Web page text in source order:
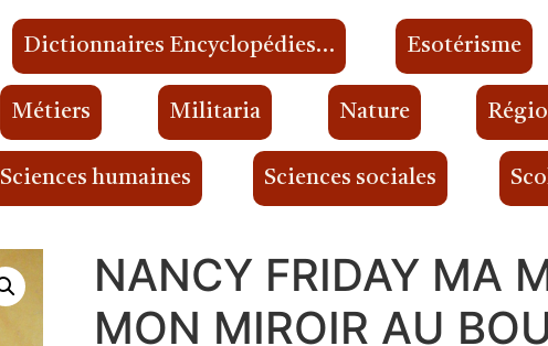
Dictionnaires Encyclopédies… Esotérisme
Métiers Militaria Nature
Sciences humaines Sciences sociales
NANCY FRIDAY MA
MON MIROIR AU